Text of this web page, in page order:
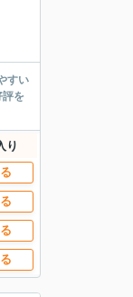
すい
を
り